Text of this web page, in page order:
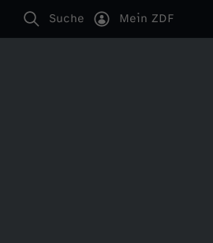
Suche Mein ZDF